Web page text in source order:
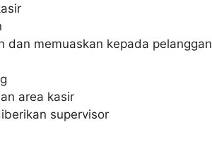
dan memuaskan kepada pelanggan
area kasir
supervisor